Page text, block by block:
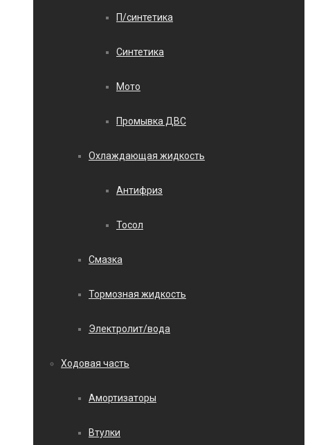
П/синтетика
Синтетика
Мото
Промывка ДВС
Охлаждающая жидкость
Антифриз
Тосол
Смазка
Тормозная жидкость
Электролит/вода
Ходовая часть
Амортизаторы
Втулки